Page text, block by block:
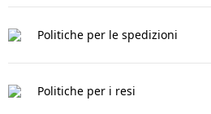
Politiche per le spedizioni
Politiche per i resi